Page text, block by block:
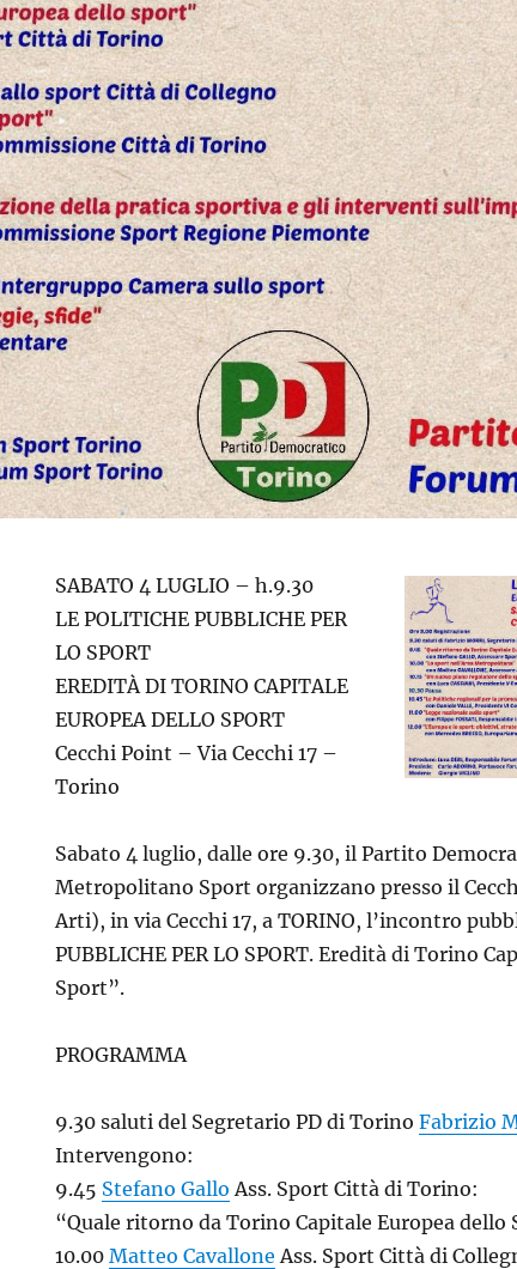
SABATO 4 LUGLIO – h.9.30
LE POLITICHE PUBBLICHE PER
LO SPORT
EREDITÀ DI TORINO CAPITALE
EUROPEA DELLO SPORT
Cecchi Point – Via Cecchi 17 –
Torino
Sabato 4 luglio, dalle ore 9.30, il Partito
Metropolitano Sport organizzano presso il
Arti), in via Cecchi 17, a TORINO, l’incontro
PUBBLICHE PER LO SPORT. Eredità di Torino
Sport”.
PROGRAMMA
9.30 saluti del Segretario PD di TorinoFabrizio
Intervengono:
9.45 Stefano Gallo Ass. Sport Città di Torino:
“Quale ritorno da Torino Capitale Europea dello
10.00Matteo Cavallone Ass. Sport Città di